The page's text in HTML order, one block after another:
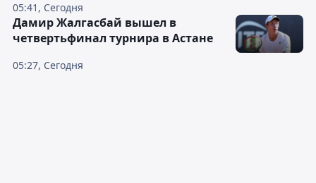
05:41, Сегодня
05:27, Сегодня
Дамир Жалгасбай вышел в
четвертьфинал турнира в Астане